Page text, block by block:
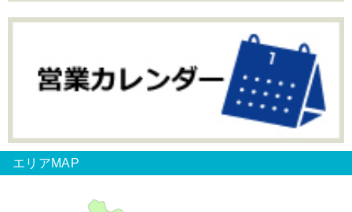
エリアMAP